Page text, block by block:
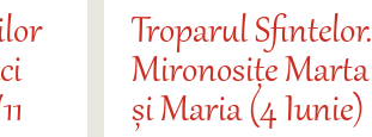
Troparul Sfintelor.
Mironosițe Marta
și Maria (4 Iunie)